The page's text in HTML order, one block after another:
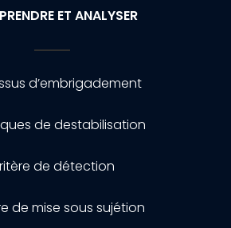
ET ANALYSER
d’embrigadement
de destabilisation
de détection
de mise sous sujétion